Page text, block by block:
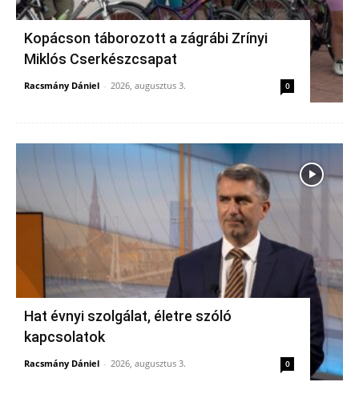
Kopácson táborozott a zágrábi Zrínyi
Miklós Cserkészcsapat
Racsmány Dániel - 2026, augusztus 3. 0
Hat évnyi szolgálat, életre szóló
kapcsolatok
Racsmány Dániel - 2026, augusztus 3. 0